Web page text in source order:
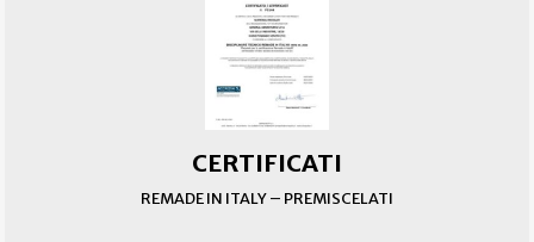
CERTIFICATI
REMADE IN ITALY – PREMISCELATI